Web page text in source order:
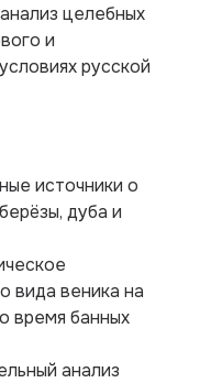
целебных
и
русской
источники о
дуба и
вида веника на
время банных
анализ